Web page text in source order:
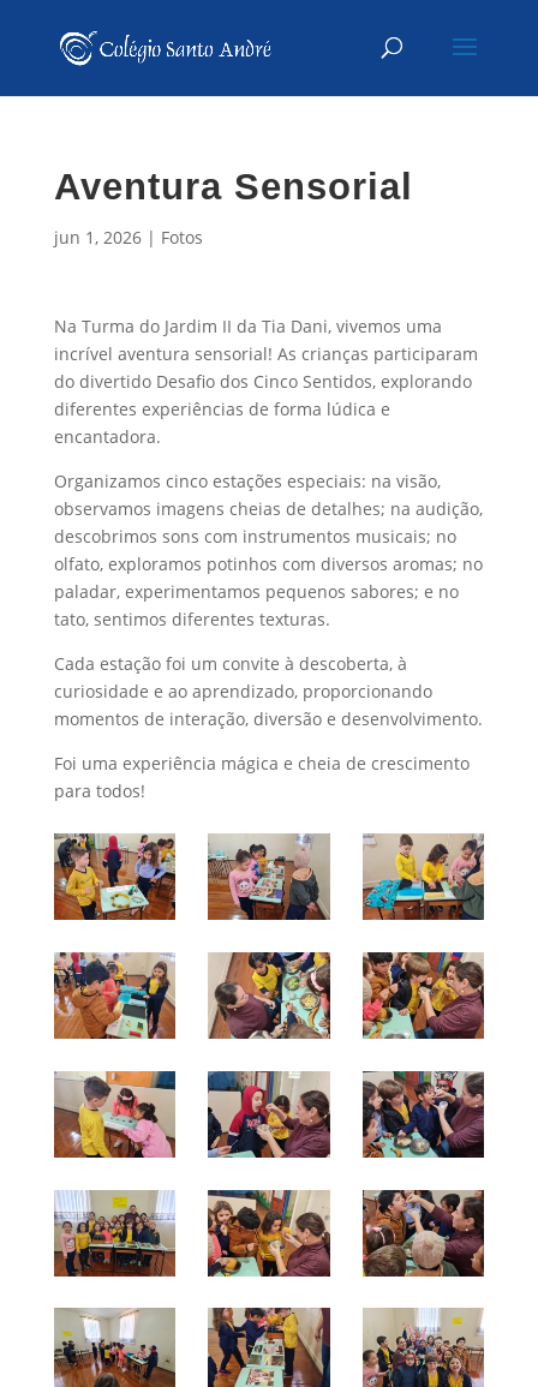
Aventura Sensorial
jun 1, 2026| Fotos
Na Turma do Jardim II da Tia Dani, vivemos uma
incrível aventura sensorial! As crianças participaram
do divertido Desafio dos Cinco Sentidos, explorando
diferentes experiências de forma lúdica e
encantadora.
Organizamos cinco estações especiais: na visão,
observamos imagens cheias de detalhes; na audição,
descobrimos sons com instrumentos musicais; no
olfato, exploramos potinhos com diversos aromas; no
paladar, experimentamos pequenos sabores; e no
tato, sentimos diferentes texturas.
Cada estação foi um convite à descoberta, à
curiosidade e ao aprendizado, proporcionando
momentos de interação, diversão e desenvolvimento.
Foi uma experiência mágica e cheia de crescimento
para todos!